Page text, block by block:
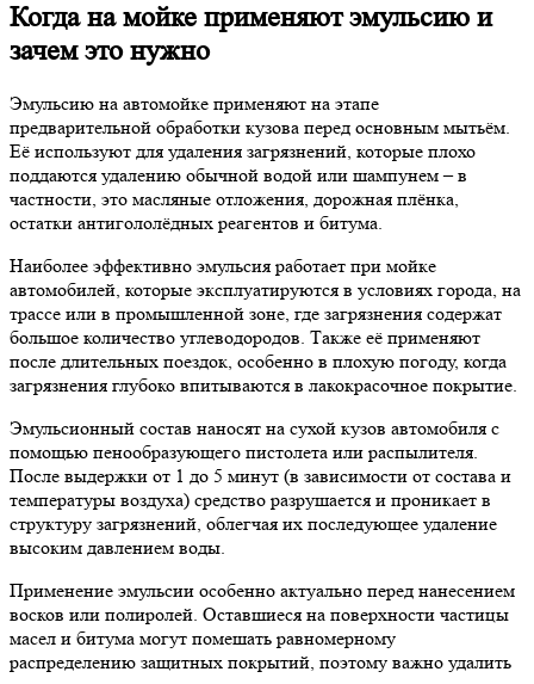
Когда на мойке применяют эмульсию и
зачем это нужно
Эмульсию на автомойке применяют на этапе
предварительной обработки кузова перед основным мытьём.
Её используют для удаления загрязнений, которые плохо
поддаются удалению обычной водой или шампунем – в
частности, это масляные отложения, дорожная плёнка,
остатки антигололёдных реагентов и битума.
Наиболее эффективно эмульсия работает при мойке
автомобилей, которые эксплуатируются в условиях города, на
трассе или в промышленной зоне, где загрязнения содержат
большое количество углеводородов. Также её применяют
после длительных поездок, особенно в плохую погоду, когда
загрязнения глубоко впитываются в лакокрасочное покрытие.
Эмульсионный состав наносят на сухой кузов автомобиля с
помощью пенообразующего пистолета или распылителя.
После выдержки от 1 до 5 минут (в зависимости от состава и
температуры воздуха) средство разрушается и проникает в
структуру загрязнений, облегчая их последующее удаление
высоким давлением воды.
Применение эмульсии особенно актуально перед нанесением
восков или полиролей. Оставшиеся на поверхности частицы
масел и битума могут помешать равномерному
распределению защитных покрытий, поэтому важно удалить